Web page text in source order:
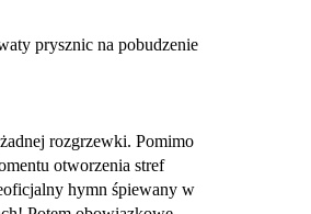
prysznic na pobudzenie
rozgrzewki. Pomimo
otworzenia stref
hymn śpiewany w